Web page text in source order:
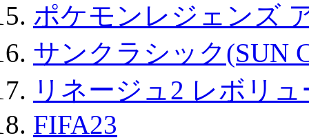
ポケモンレジェンズ
サンクラシック(SUN
リネージュ2 レボリ
FIFA23